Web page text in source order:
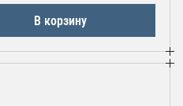
В корзину